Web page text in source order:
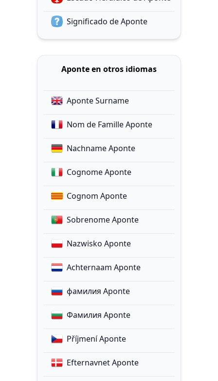
Significado de Aponte
Aponte en otros idiomas
Aponte Surname
Nom de Famille Aponte
Nachname Aponte
Cognome Aponte
Cognom Aponte
Sobrenome Aponte
Nazwisko Aponte
Achternaam Aponte
фамилия Aponte
Фамилия Aponte
Příjmení Aponte
Efternavnet Aponte